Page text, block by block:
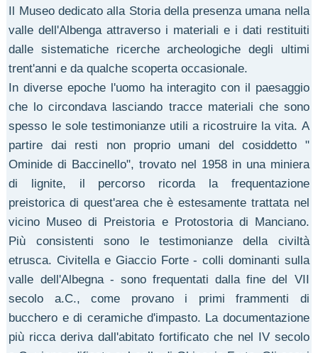
Il Museo dedicato alla Storia della presenza umana nella
valle dell'Albenga attraverso i materiali e i dati restituiti
dalle sistematiche ricerche archeologiche degli ultimi
trent'anni e da qualche scoperta occasionale.
In diverse epoche l'uomo ha interagito con il paesaggio
che lo circondava lasciando tracce materiali che sono
spesso le sole testimonianze utili a ricostruire la vita. A
partire dai resti non proprio umani del cosiddetto "
Ominide di Baccinello", trovato nel 1958 in una miniera
di lignite, il percorso ricorda la frequentazione
preistorica di quest'area che è estesamente trattata nel
vicino Museo di Preistoria e Protostoria di Manciano.
Più consistenti sono le testimonianze della civiltà
etrusca. Civitella e Giaccio Forte - colli dominanti sulla
valle dell'Albegna - sono frequentati dalla fine del VII
secolo a.C., come provano i primi frammenti di
bucchero e di ceramiche d'impasto. La documentazione
più ricca deriva dall'abitato fortificato che nel IV secolo